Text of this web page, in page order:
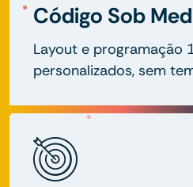
Código Sob
Layout e programação
personalizados, sem